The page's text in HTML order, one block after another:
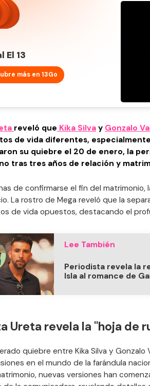
El 13
más en 13Go
reveló que Kika Silva y Gonzalo
de vida diferentes,
su quiebre el 20 de enero, la
tras tres años de relación y
de confirmarse el fin del matrimonio,
La rostro de Mega reveló que la
de vida opuestos, destacando el
Lee También
Periodista revela la
Isla al romance de
Ureta revela la "hoja de
quiebre entre Kika Silva y
en el mundo de la farándula
nuevas versiones han